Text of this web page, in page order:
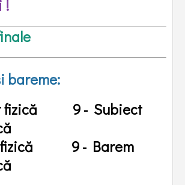
!
bareme:
fizică
9 - Subiect
9 - Barem